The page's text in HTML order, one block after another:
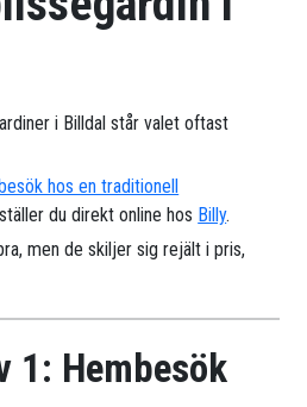
i Billdal står valet oftast
hos en traditionell
du direkt online hos Billy.
men de skiljer sig rejält i pris,
1: Hembesök